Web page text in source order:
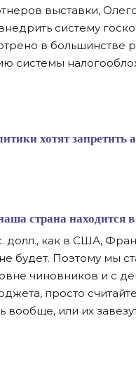
выставки,
систему
в большинстве
системы
хотят запретить
страна находится
долл., как в США,
будет. Поэтому мы
чиновников и с
просто
вообще, или их